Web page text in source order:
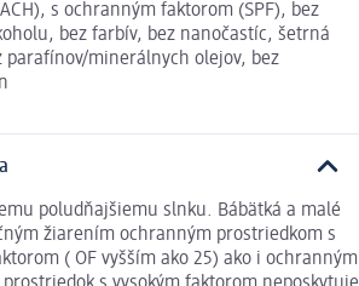
s ochranným faktorom (SPF), bez
bez farbív, bez nanočastíc, šetrná
parafínov/minerálnych olejov, bez
poludňajšiemu slnku. Bábätká a malé
žiarením ochranným prostriedkom s
( OF vyšším ako 25) ako i ochranným